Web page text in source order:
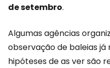
de setembro.
Algumas agências
observação de baleias já
hipóteses de as ver são